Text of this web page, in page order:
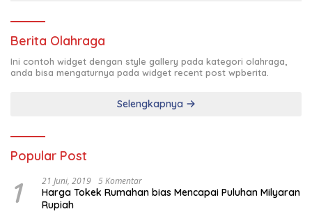
Berita Olahraga
Ini contoh widget dengan style gallery pada kategori olahraga,
anda bisa mengaturnya pada widget recent post wpberita.
Selengkapnya
Popular Post
1 21 Juni, 2019 5 Komentar
Harga Tokek Rumahan bias Mencapai Puluhan Milyaran
Rupiah